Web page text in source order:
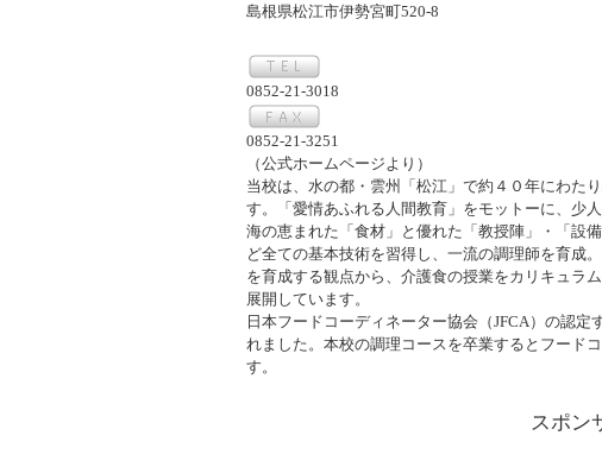
島根県松江市伊勢宮町520-8
0852-21-3018
0852-21-3251
（公式ホームページより）
当校は、水の都・雲州「松江」で約４０年にわた
す。「愛情あふれる人間教育」をモットーに、少
海の恵まれた「食材」と優れた「教授陣」・「設
ど全ての基本技術を習得し、一流の調理師を育成
を育成する観点から、介護食の授業をカリキュラ
展開しています。
日本フードコーディネーター協会（JFCA）の認
れました。本校の調理コースを卒業するとフード
す。
スポン